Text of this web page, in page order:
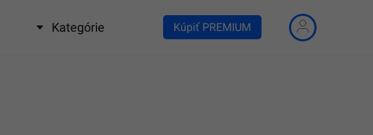
Kategórie Kúpiť PREMIUM